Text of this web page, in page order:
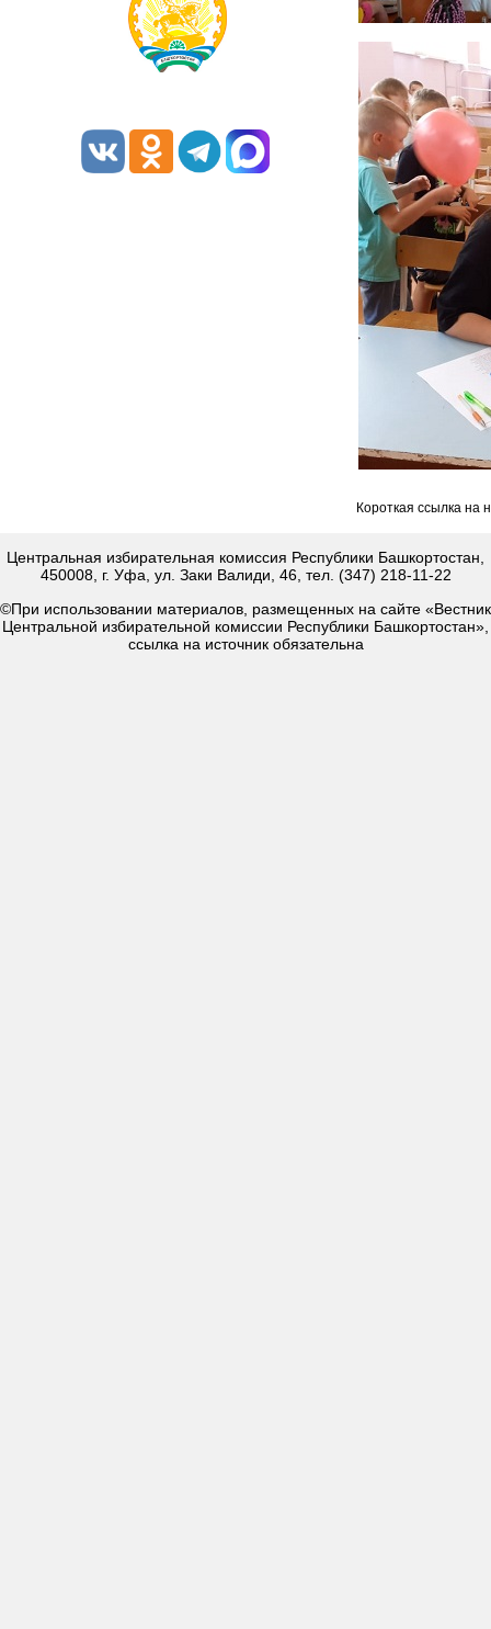
Короткая ссылка на
Центральная избирательная комиссия Республики Башкортостан,
450008, г. Уфа, ул. Заки Валиди, 46, тел. (347) 218-11-22
©При использовании материалов, размещенных на сайте «Вестник
Центральной избирательной комиссии Республики Башкортостан»,
ссылка на источник обязательна